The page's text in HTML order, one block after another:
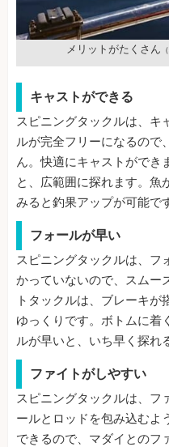
メリットがたくさん
キャストができる
スピニングタックルは、キ
ルが完全フリーになるので
ん。快適にキャストができ
と、広範囲に探れます。魚
みると釣果アップが可能で
フォールが早い
スピニングタックルは、フ
かっていないので、スムー
トタックルは、ブレーキ
ゆっくりです。ボトムに着
ルが早いと、いち早く探れ
ファイトがしやすい
スピニングタックルは、フ
ールとロッドを包み込むよ
できるので、マダイとのフ